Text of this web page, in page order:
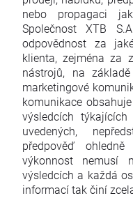
nebo propagaci
Společnost XTB
odpovědnost za
klienta, zejména za
nástrojů, na
marketingové
komunikace
výsledcích
uvedených,
předpověď
výkonnost nemusí
výsledcích a každá
informací tak činí